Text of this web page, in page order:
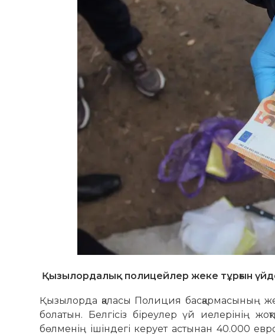
Қызылордалық полицейлер жеке тұрғын
Қызылорда қаласы Полиция басқармасының
болатын. Белгісіз біреулер үй иелерінің
бөлменің ішіндегі керует астынан 40.000